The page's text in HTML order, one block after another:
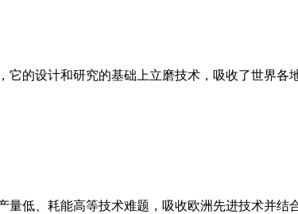
它的设计和研究的基础上立磨技术，吸收了世界
量低、耗能高等技术难题，吸收欧洲先进技术并